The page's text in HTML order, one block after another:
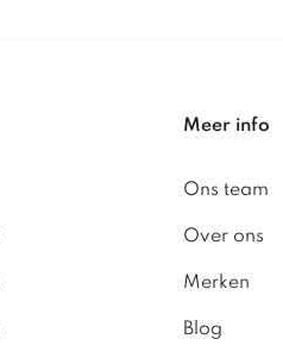
Meer info
Ons team
Over ons
Merken
Blog